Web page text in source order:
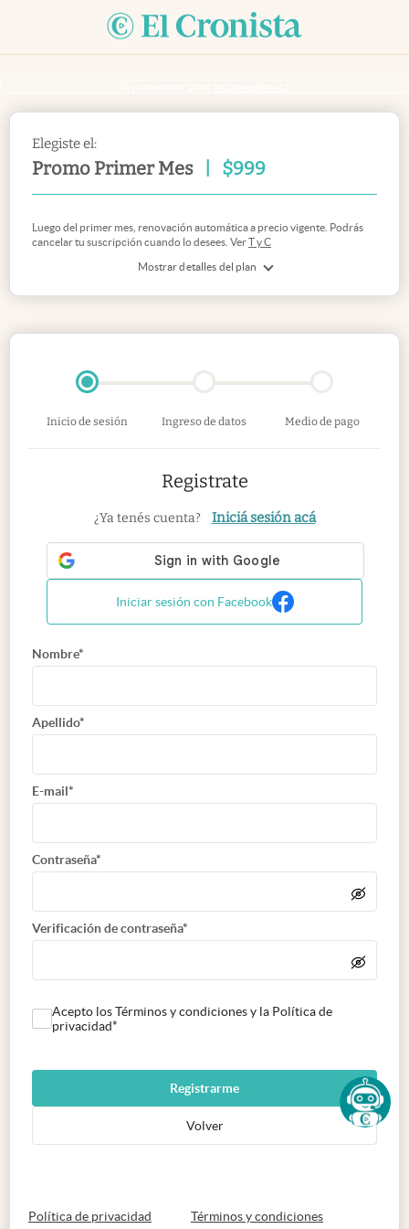
Elegiste el:
Promo Primer Mes $999
Mostrar detalles del plan
Luego del primer mes, renovación automática a precio vigente. Podrás
cancelar tu suscripción cuando lo desees. VerT y C
Inicio de sesión Ingreso de datos Medio de pago
Registrate
¿Ya tenés cuenta? Iniciá sesión acá
Iniciar sesión con Facebook
Nombre*
Apellido*
E-mail*
Contraseña*
Verificación de contraseña*
Acepto los Términos y condiciones y la Política de
privacidad*
Registrarme
Volver
Política de privacidad abre en nueva pestaña
Términos y condicionesabre en nueva